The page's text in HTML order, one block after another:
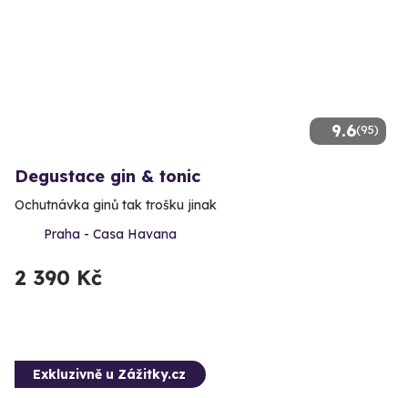
9.6(95)
Degustace gin & tonic
Ochutnávka ginů tak trošku jinak
Praha - Casa Havana
2 390 Kč
Exkluzivně u Zážitky.cz